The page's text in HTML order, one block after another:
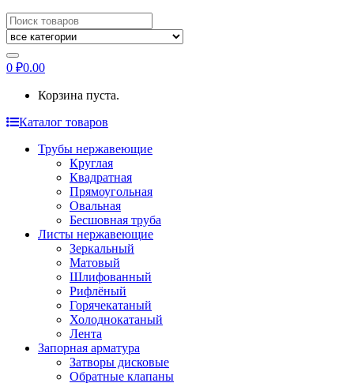
Искать:
0 ₽0.00
Корзина пуста.
Каталог товаров
Трубы нержавеющие
Круглая
Квадратная
Прямоугольная
Овальная
Бесшовная труба
Листы нержавеющие
Зеркальный
Матовый
Шлифованный
Рифлёный
Горячекатаный
Холоднокатаный
Лента
Запорная арматура
Затворы дисковые
Обратные клапаны